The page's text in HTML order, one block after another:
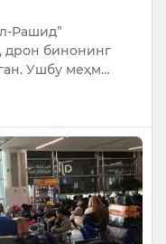
Рашид”
дрон бинонинг
Ушбу меҳм…